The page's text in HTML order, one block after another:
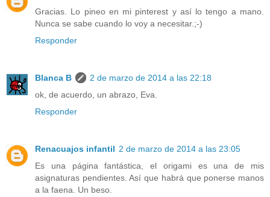
Gracias. Lo pineo en mi pinterest y así lo tengo a mano.
Nunca se sabe cuando lo voy a necesitar.;-)
Responder
Blanca B
2 de marzo de 2014 a las 22:18
ok, de acuerdo, un abrazo, Eva.
Responder
Renacuajos infantil 2 de marzo de 2014 a las 23:05
Es una página fantástica, el origami es una de mis
asignaturas pendientes. Así que habrá que ponerse manos
a la faena. Un beso.